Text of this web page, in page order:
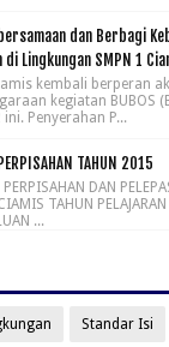
dan Berbagi
di Lingkungan SMPN 1
kembali berperan
kegiatan BUBOS
Penyerahan P...
TAHUN 2015
DAN
TAHUN
...
Standar Isi